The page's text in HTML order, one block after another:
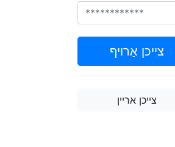
צייכן אַרויף
צייכן אריין